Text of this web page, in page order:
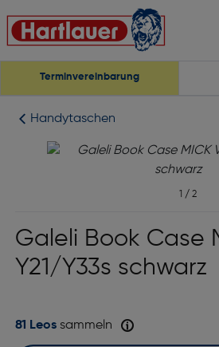
Terminvereinbarung
Handytaschen
1 / 2
Galeli Book Case
Y21/Y33s schwarz
81 Leossammeln